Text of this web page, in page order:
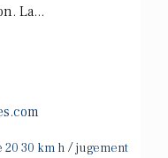
La...
20 30 km h /jugement